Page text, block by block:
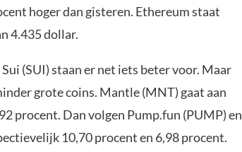
hoger dan gisteren. Ethereum staat
4.435 dollar.
(SUI) staan er net iets beter voor. Maar
grote coins. Mantle (MNT) gaat aan
procent. Dan volgen Pump.fun (PUMP) en
10,70 procent en 6,98 procent.